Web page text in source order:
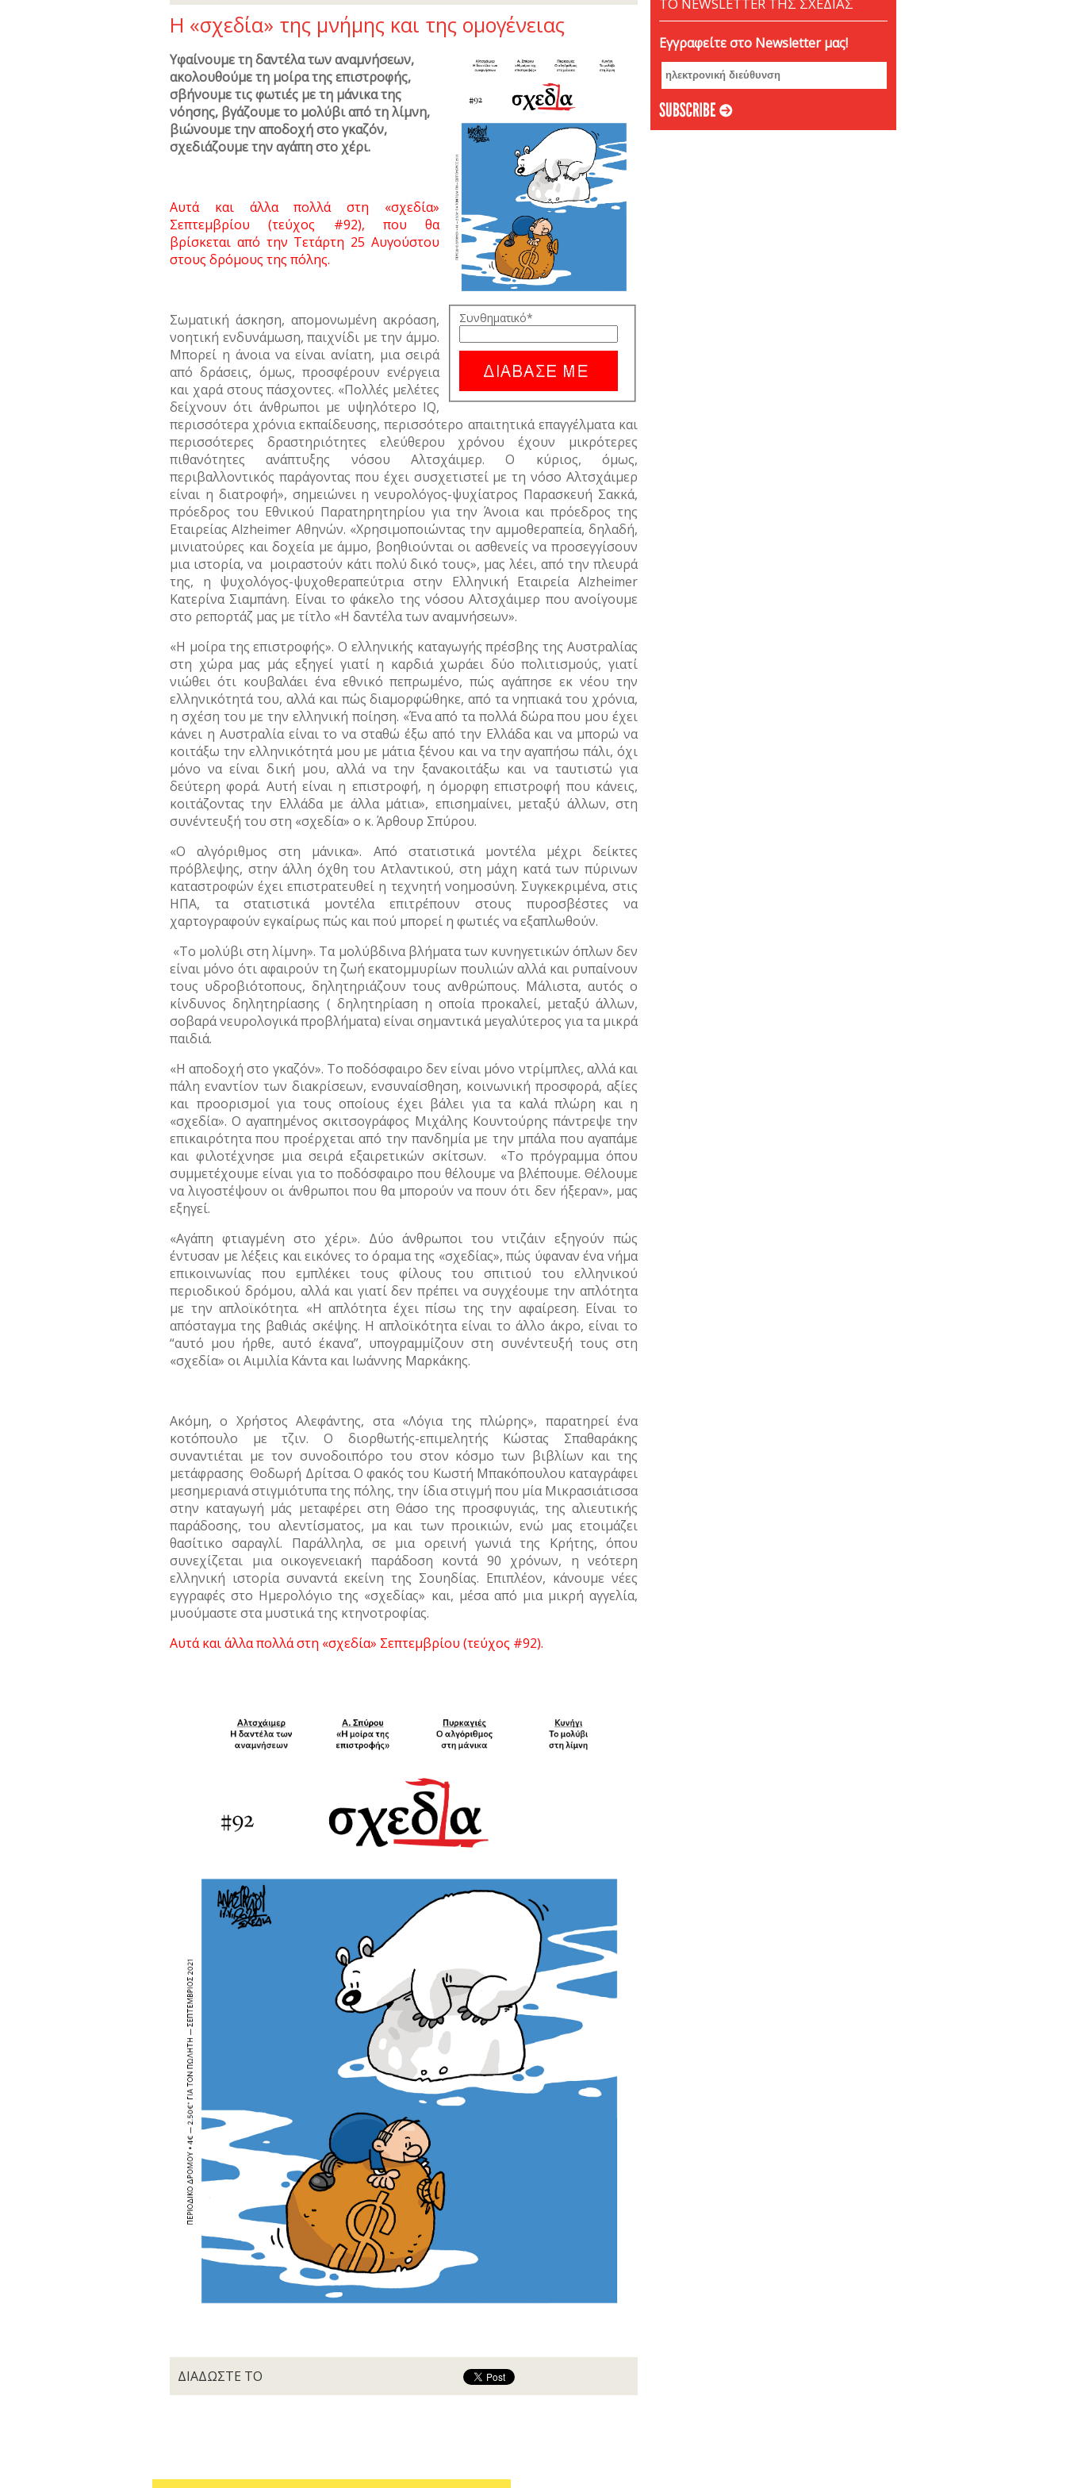
Η «σχεδία» της μνήμης και της ομογένειας
Συνθηματικό*
Υφαίνουμε τη δαντέλα των αναμνήσεων,
ακολουθούμε τη μοίρα της επιστροφής,
σβήνουμε τις φωτιές με τη μάνικα της
νόησης, βγάζουμε το μολύβι από τη λίμνη,
βιώνουμε την αποδοχή στο γκαζόν,
σχεδιάζουμε την αγάπη στο χέρι.
Αυτά και άλλα πολλά στη «σχεδία»
Σεπτεμβρίου (τεύχος #92), που θα
βρίσκεται από την Τετάρτη 25 Αυγούστου
στους δρόμους της πόλης.
Σωματική άσκηση, απομονωμένη ακρόαση,
νοητική ενδυνάμωση, παιχνίδι με την άμμο.
Μπορεί η άνοια να είναι ανίατη, μια σειρά
από δράσεις, όμως, προσφέρουν ενέργεια
και χαρά στους πάσχοντες. «Πολλές μελέτες
δείχνουν ότι άνθρωποι με υψηλότερο IQ,
περισσότερα χρόνια εκπαίδευσης, περισσότερο απαιτητικά επαγγέλματα και
περισσότερες δραστηριότητες ελεύθερου χρόνου έχουν μικρότερες
πιθανότητες ανάπτυξης νόσου Αλτσχάιμερ. Ο κύριος, όμως,
περιβαλλοντικός παράγοντας που έχει συσχετιστεί με τη νόσο Αλτσχάιμερ
είναι η διατροφή», σημειώνει η νευρολόγος-ψυχίατρος Παρασκευή Σακκά,
πρόεδρος του Εθνικού Παρατηρητηρίου για την Άνοια και πρόεδρος της
Εταιρείας Alzheimer Αθηνών. «Χρησιμοποιώντας την αμμοθεραπεία, δηλαδή,
μινιατούρες και δοχεία με άμμο, βοηθιούνται οι ασθενείς να προσεγγίσουν
μια ιστορία, να μοιραστούν κάτι πολύ δικό τους», μας λέει, από την πλευρά
της, η ψυχολόγος-ψυχοθεραπεύτρια στην Ελληνική Εταιρεία Alzheimer
Κατερίνα Σιαμπάνη. Είναι το φάκελο της νόσου Αλτσχάιμερ που ανοίγουμε
στο ρεπορτάζ μας με τίτλο «Η δαντέλα των αναμνήσεων».
«Η μοίρα της επιστροφής». Ο ελληνικής καταγωγής πρέσβης της Αυστραλίας
στη χώρα μας μάς εξηγεί γιατί η καρδιά χωράει δύο πολιτισμούς, γιατί
νιώθει ότι κουβαλάει ένα εθνικό πεπρωμένο, πώς αγάπησε εκ νέου την
ελληνικότητά του, αλλά και πώς διαμορφώθηκε, από τα νηπιακά του χρόνια,
η σχέση του με την ελληνική ποίηση. «Ένα από τα πολλά δώρα που μου έχει
κάνει η Αυστραλία είναι το να σταθώ έξω από την Ελλάδα και να μπορώ να
κοιτάξω την ελληνικότητά μου με μάτια ξένου και να την αγαπήσω πάλι, όχι
μόνο να είναι δική μου, αλλά να την ξανακοιτάξω και να ταυτιστώ για
δεύτερη φορά. Αυτή είναι η επιστροφή, η όμορφη επιστροφή που κάνεις,
κοιτάζοντας την Ελλάδα με άλλα μάτια», επισημαίνει, μεταξύ άλλων, στη
συνέντευξή του στη «σχεδία» ο κ. Άρθουρ Σπύρου.
«Ο αλγόριθμος στη μάνικα». Από στατιστικά μοντέλα μέχρι δείκτες
πρόβλεψης, στην άλλη όχθη του Ατλαντικού, στη μάχη κατά των πύρινων
καταστροφών έχει επιστρατευθεί η τεχνητή νοημοσύνη. Συγκεκριμένα, στις
ΗΠΑ, τα στατιστικά μοντέλα επιτρέπουν στους πυροσβέστες να
χαρτογραφούν εγκαίρως πώς και πού μπορεί η φωτιές να εξαπλωθούν.
«Το μολύβι στη λίμνη». Τα μολύβδινα βλήματα των κυνηγετικών όπλων δεν
είναι μόνο ότι αφαιρούν τη ζωή εκατομμυρίων πουλιών αλλά και ρυπαίνουν
τους υδροβιότοπους, δηλητηριάζουν τους ανθρώπους. Μάλιστα, αυτός ο
κίνδυνος δηλητηρίασης ( δηλητηρίαση η οποία προκαλεί, μεταξύ άλλων,
σοβαρά νευρολογικά προβλήματα) είναι σημαντικά μεγαλύτερος για τα μικρά
παιδιά.
«Η αποδοχή στο γκαζόν». Το ποδόσφαιρο δεν είναι μόνο ντρίμπλες, αλλά και
πάλη εναντίον των διακρίσεων, ενσυναίσθηση, κοινωνική προσφορά, αξίες
και προορισμοί για τους οποίους έχει βάλει για τα καλά πλώρη και η
«σχεδία». Ο αγαπημένος σκιτσογράφος Μιχάλης Κουντούρης πάντρεψε την
επικαιρότητα που προέρχεται από την πανδημία με την μπάλα που αγαπάμε
και φιλοτέχνησε μια σειρά εξαιρετικών σκίτσων. «Το πρόγραμμα όπου
συμμετέχουμε είναι για το ποδόσφαιρο που θέλουμε να βλέπουμε. Θέλουμε
να λιγοστέψουν οι άνθρωποι που θα μπορούν να πουν ότι δεν ήξεραν», μας
εξηγεί.
«Αγάπη φτιαγμένη στο χέρι». Δύο άνθρωποι του ντιζάιν εξηγούν πώς
έντυσαν με λέξεις και εικόνες το όραμα της «σχεδίας», πώς ύφαναν ένα νήμα
επικοινωνίας που εμπλέκει τους φίλους του σπιτιού του ελληνικού
περιοδικού δρόμου, αλλά και γιατί δεν πρέπει να συγχέουμε την απλότητα
με την απλοϊκότητα. «Η απλότητα έχει πίσω της την αφαίρεση. Είναι το
απόσταγμα της βαθιάς σκέψης. Η απλοϊκότητα είναι το άλλο άκρο, είναι το
“αυτό μου ήρθε, αυτό έκανα”, υπογραμμίζουν στη συνέντευξή τους στη
«σχεδία» οι Αιμιλία Κάντα και Ιωάννης Μαρκάκης.
Ακόμη, ο Χρήστος Αλεφάντης, στα «Λόγια της πλώρης», παρατηρεί ένα
κοτόπουλο με τζιν. Ο διορθωτής-επιμελητής Κώστας Σπαθαράκης
συναντιέται με τον συνοδοιπόρο του στον κόσμο των βιβλίων και της
μετάφρασης Θοδωρή Δρίτσα. Ο φακός του Κωστή Μπακόπουλου καταγράφει
μεσημεριανά στιγμιότυπα της πόλης, την ίδια στιγμή που μία Μικρασιάτισσα
στην καταγωγή μάς μεταφέρει στη Θάσο της προσφυγιάς, της αλιευτικής
παράδοσης, του αλεντίσματος, μα και των προικιών, ενώ μας ετοιμάζει
θασίτικο σαραγλί. Παράλληλα, σε μια ορεινή γωνιά της Κρήτης, όπου
συνεχίζεται μια οικογενειακή παράδοση κοντά 90 χρόνων, η νεότερη
ελληνική ιστορία συναντά εκείνη της Σουηδίας. Επιπλέον, κάνουμε νέες
εγγραφές στο Ημερολόγιο της «σχεδίας» και, μέσα από μια μικρή αγγελία,
μυούμαστε στα μυστικά της κτηνοτροφίας.
Αυτά και άλλα πολλά στη «σχεδία» Σεπτεμβρίου (τεύχος #92).
ΔΙΑΔΩΣΤΕ ΤΟ
Εγγραφείτε στο Newsletter μας!